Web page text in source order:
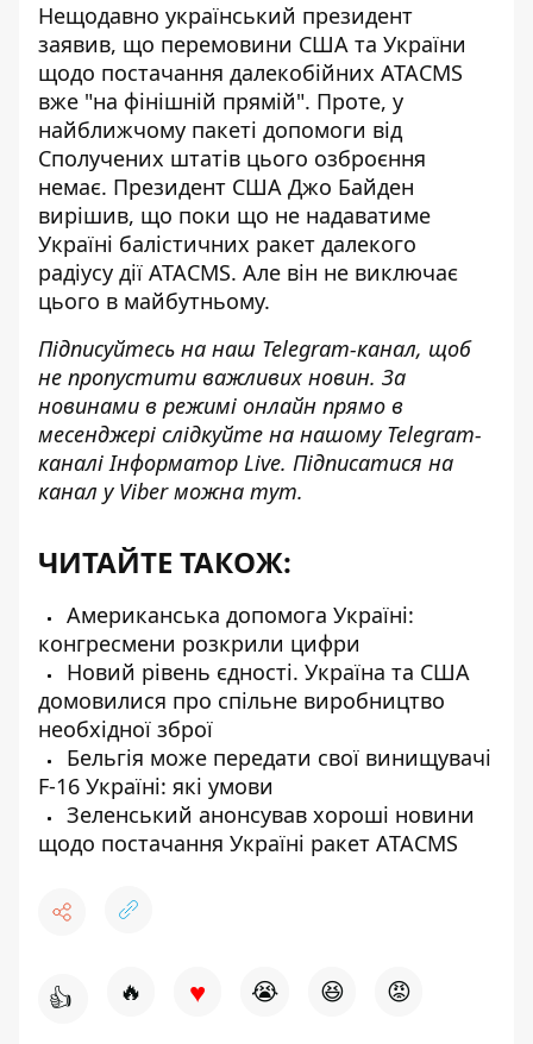
Нещодавно український президент
заявив, що перемовини США та України
щодо постачання далекобійних ATACMS
вже "на фінішній прямій". Проте, у
найближчому пакеті допомоги від
Сполучених штатів цього озброєння
немає. Президент США Джо Байден
вирішив, що поки що не надаватиме
Україні балістичних ракет далекого
радіусу дії ATACMS. Але він не виключає
цього в майбутньому.
Підписуйтесь на наш Telegram-канал, щоб
не пропустити важливих новин. За
новинами в режимі онлайн прямо в
месенджері слідкуйте на нашому Telegram-
каналіІнформатор Live. Підписатися на
канал у Viber можна тут.
ЧИТАЙТЕ ТАКОЖ:
Американська допомога Україні:
конгресмени розкрили цифри
Новий рівень єдності. Україна та США
домовилися про спільне виробництво
необхідної зброї
Бельгія може передати свої винищувачі
F-16 Україні: які умови
Зеленський анонсував хороші новини
щодо постачання Україні ракет ATACMS
👍 🔥 ♥ 😭 😆 😡